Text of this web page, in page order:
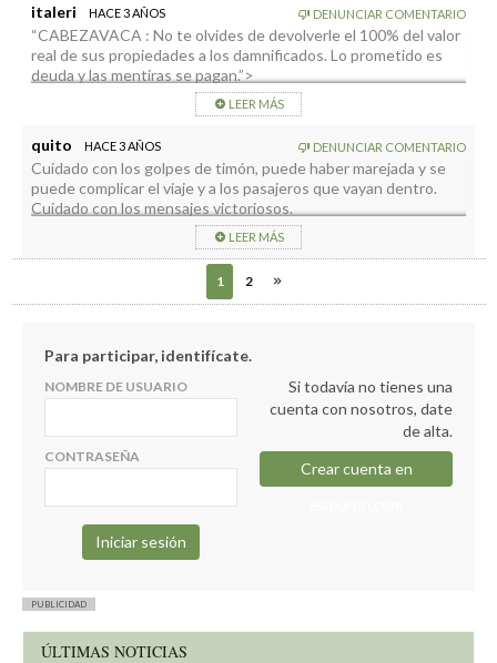
Feo, muy feo el gesto Sr Zapata.
italeri HACE 3 AÑOS DENUNCIAR COMENTARIO
“CABEZAVACA : No te olvides de devolverle el 100% del valor
real de sus propiedades a los damnificados. Lo prometido es
deuda y las mentiras se pagan.”>
¿Con “el valor real” te refieres a lo que estaba declarado y por
licencia?
LEER MÁS
quito HACE 3 AÑOS DENUNCIAR COMENTARIO
Cuidado con los golpes de timón, puede haber marejada y se
puede complicar el viaje y a los pasajeros que vayan dentro.
Cuidado con los mensajes victoriosos.
LEER MÁS
1 2
Para participar, identifícate.
NOMBRE DE USUARIO
CONTRASEÑA
Si todavía no tienes una
cuenta con nosotros, date
de alta.
Crear cuenta en
PUBLICIDAD
ÚLTIMAS NOTICIAS